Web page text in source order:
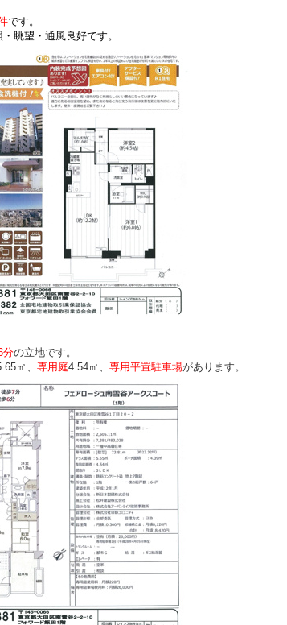
です。
眺望・通風良好です。
分の立地です。
㎡、 専用庭4.54㎡、 専用平置駐車場があります。